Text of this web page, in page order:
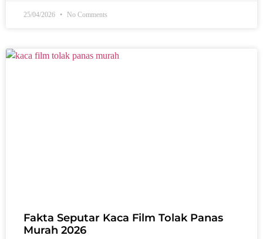
25/04/2026 No Comments
Fakta Seputar Kaca Film Tolak Panas
Murah 2026